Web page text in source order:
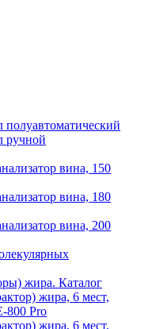
полуавтоматический
ручной
вина, 150
вина, 180
вина, 200
жира. Каталог
жира, 6 мест,
800 Pro
жира, 6 мест,